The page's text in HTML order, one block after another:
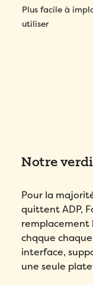
Plus facile à
utiliser
Notre
Pour la
quittent ADP,
remplacement
chqque
interface,
une seule